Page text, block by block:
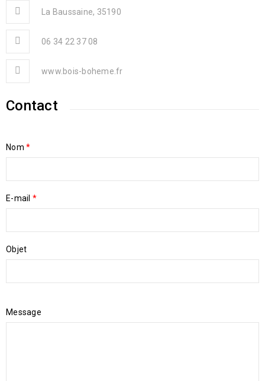
La Baussaine, 35190
06 34 22 37 08
www.bois-boheme.fr
Contact
Nom *
E-mail *
Objet
Message